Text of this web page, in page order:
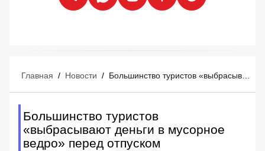
Главная / Новости / Большинство туристов «выбрасывают деньги в мусорное ведро» перед отпуском
Большинство туристов
«выбрасывают деньги в мусорное
ведро» перед отпуском